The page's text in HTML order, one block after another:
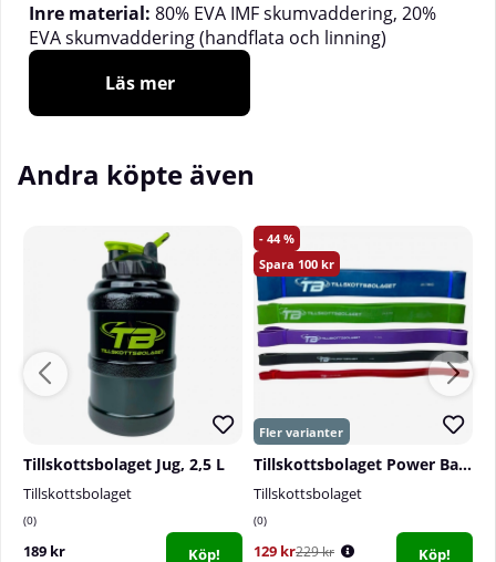
Inre material: 80% EVA IMF skumvaddering, 20%
EVA skumvaddering (handflata och linning)
Läs mer
Andra köpte även
Tillskottsbolaget Jug, 2,5 L
Tillskottsbolaget
0
189 kr Köp!
44
100
Tillskottsbolaget Power Band
Tillskottsbolaget
0
129 kr229 kr Köp!